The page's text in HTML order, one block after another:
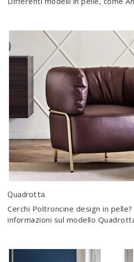
Quadrotta
Cerchi Poltroncine design in
informazioni sul modello